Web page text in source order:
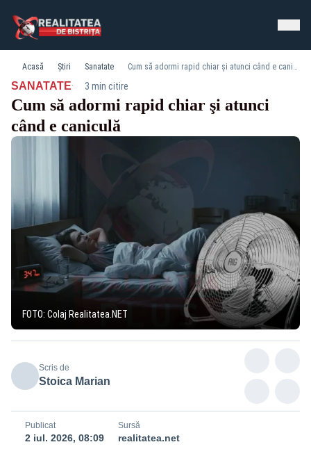
Acasă Știri Sanatate Cum să adormi rapid chiar şi atunci când e caniculă
SANATATE· 3 min citire
Cum să adormi rapid chiar şi atunci
când e caniculă
FOTO: Colaj Realitatea.NET
Scris de
Stoica Marian
Publicat
2 iul. 2026, 08:09
Sursă
realitatea.net